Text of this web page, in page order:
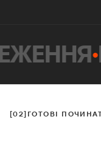
•
[02] ГОТОВІ